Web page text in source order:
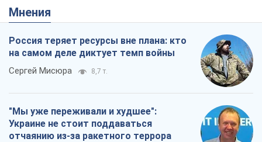
Мнения
Россия теряет ресурсы вне плана: кто
на самом деле диктует темп войны
Сергей Мисюра 8,7 т.
"Мы уже переживали и худшее":
Украине не стоит поддаваться
отчаянию из-за ракетного террора